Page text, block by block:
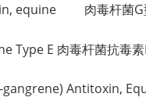
equine 肉毒杆菌G
E 肉毒杆菌抗毒素
Antitoxin,